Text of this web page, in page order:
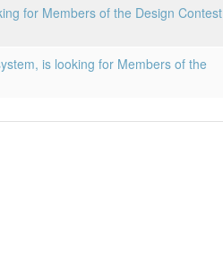
for Members of the Design Contest
is looking for Members of the